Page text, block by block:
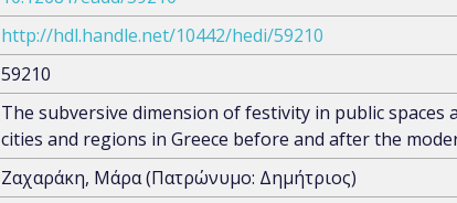
http://hdl.handle.net/10442/hedi/59210
59210
The subversive dimension of festivity in public
cities and regions in Greece before and after the
Ζαχαράκη, Μάρα (Πατρώνυμο: Δημήτριος)